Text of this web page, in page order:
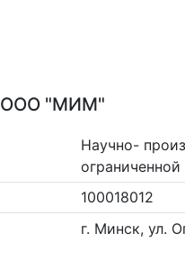
"МИМ"
Научно-
100018012
г. Минск, ул.